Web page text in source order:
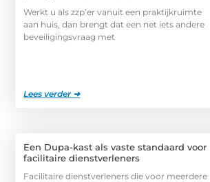
Werkt u als zzp’er vanuit een praktijkruimte
aan huis, dan brengt dat een net iets andere
beveiligingsvraag met
Lees verder ➜
Een Dupa-kast als vaste standaard voor
facilitaire dienstverleners
Facilitaire dienstverleners die voor meerdere